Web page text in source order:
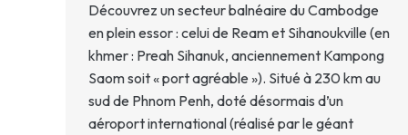
Découvrez un secteur balnéaire du Cambodge
en plein essor : celui de Ream et Sihanoukville (en
khmer : Preah Sihanuk, anciennement Kampong
Saom soit « port agréable »). Situé à 230 km au
sud de Phnom Penh, doté désormais d’un
aéroport international (réalisé par le géant